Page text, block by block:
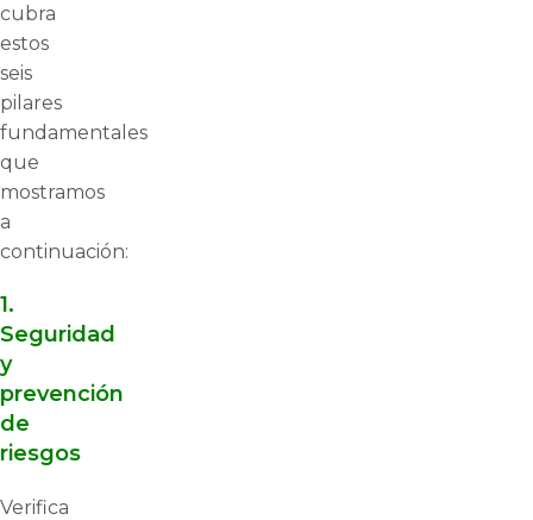
cubra
estos
seis
pilares
fundamentales
que
mostramos
a
continuación:
1.
Seguridad
y
prevención
de
riesgos
Verifica